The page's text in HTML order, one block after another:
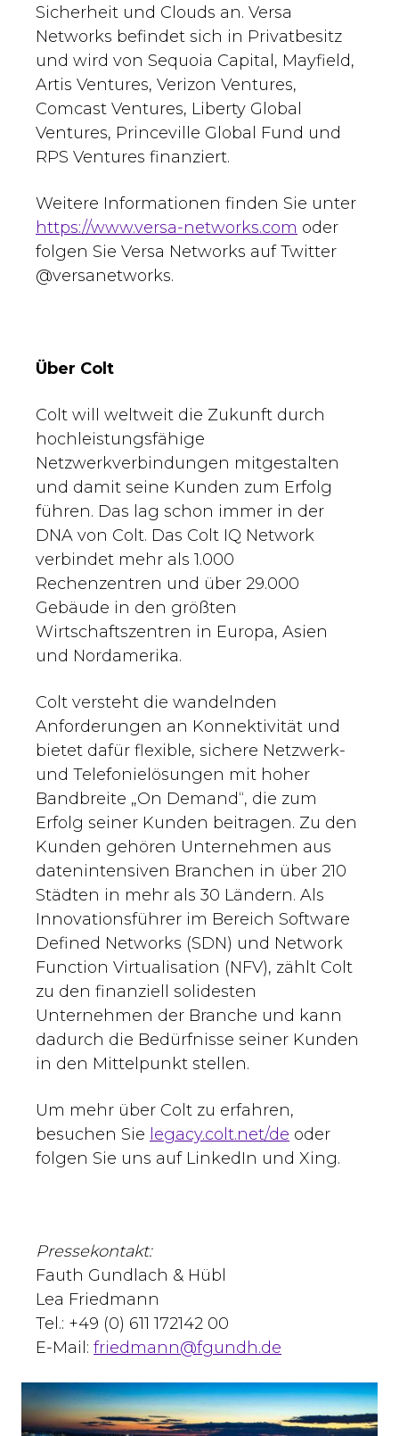
Sicherheit und Clouds an. Versa
Networks befindet sich in Privatbesitz
und wird von Sequoia Capital, Mayfield,
Artis Ventures, Verizon Ventures,
Comcast Ventures, Liberty Global
Ventures, Princeville Global Fund und
RPS Ventures finanziert.
Weitere Informationen finden Sie unter
https://www.versa-networks.com oder
folgen Sie Versa Networks auf Twitter
@versanetworks.
Über Colt
Colt will weltweit die Zukunft durch
hochleistungsfähige
Netzwerkverbindungen mitgestalten
und damit seine Kunden zum Erfolg
führen. Das lag schon immer in der
DNA von Colt. Das Colt IQ Network
verbindet mehr als 1.000
Rechenzentren und über 29.000
Gebäude in den größten
Wirtschaftszentren in Europa, Asien
und Nordamerika.
Colt versteht die wandelnden
Anforderungen an Konnektivität und
bietet dafür flexible, sichere Netzwerk-
und Telefonielösungen mit hoher
Bandbreite „On Demand“, die zum
Erfolg seiner Kunden beitragen. Zu den
Kunden gehören Unternehmen aus
datenintensiven Branchen in über 210
Städten in mehr als 30 Ländern. Als
Innovationsführer im Bereich Software
Defined Networks (SDN) und Network
Function Virtualisation (NFV), zählt Colt
zu den finanziell solidesten
Unternehmen der Branche und kann
dadurch die Bedürfnisse seiner Kunden
in den Mittelpunkt stellen.
Um mehr über Colt zu erfahren,
besuchen Sie legacy.colt.net/de oder
folgen Sie uns auf LinkedIn und Xing.
Pressekontakt:
Fauth Gundlach & Hübl
Lea Friedmann
Tel.: +49 (0) 611 172142 00
E-Mail: friedmann@fgundh.de